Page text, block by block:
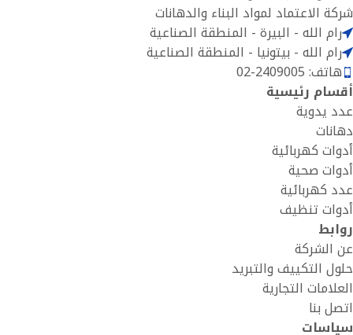
شركة الاعتماد لمواد البناء والدهانات
رام الله - البيرة - المنطقة الصناعية
رام الله - بيتونيا - المنطقة الصناعية
هاتف: 2409005-02
أقسام رئيسية
عدد يدوية
دهانات
أدوات كهربائية
أدوات صحية
عدد كهربائية
أدوات تنظيف
روابط
عن الشركة
حلول التكييف والتبريد
العلامات التجارية
اتصل بنا
سياسات